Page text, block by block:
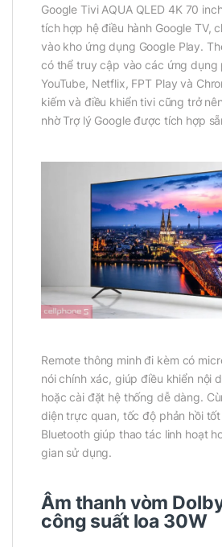
Google Tivi AQUA QLED 4K 70
tích hợp hệ điều hành Google TV,
vào kho ứng dụng Google Play.
có thể truy cập vào các ứng dụng
YouTube, Netflix, FPT Play và
kiếm và điều khiển tivi cũng trở
nhờ Trợ lý Google được tích hợp
Remote thông minh đi kèm có
nói chính xác, giúp điều khiển nội
hoặc cài đặt hệ thống dễ dàng.
diện trực quan, tốc độ phản hồi
Bluetooth giúp thao tác linh hoạt
gian sử dụng.
Âm thanh vòm
công suất loa 30W